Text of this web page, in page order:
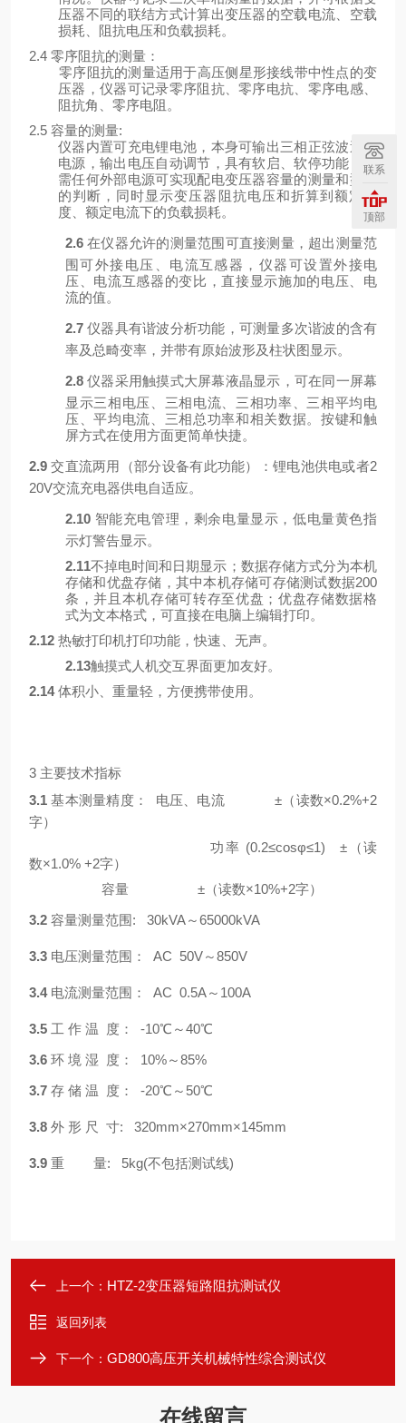
压器不同的联结方式计算出变压器的空载电流、空载
损耗、阻抗电压和负载损耗。
2.4 零序阻抗的测量：
零序阻抗的测量适用于高压侧星形接线带中性点的变
压器，仪器可记录零序阻抗、零序电抗、零序电感、
阻抗角、零序电阻。
2.5 容量的测量:
仪器内置可充电锂电池，本身可输出三相正弦波逆变
电源，输出电压自动调节，具有软启、软停功能，无
需任何外部电源可实现配电变压器容量的测量和型号
的判断，同时显示变压器阻抗电压和折算到额定温
度、额定电流下的负载损耗。
2.6 在仪器允许的测量范围可直接测量，超出测量范
围可外接电压、电流互感器，仪器可设置外接电
压、电流互感器的变比，直接显示施加的电压、电
流的值。
2.7 仪器具有谐波分析功能，可测量多次谐波的含有
率及总畸变率，并带有原始波形及柱状图显示。
2.8 仪器采用触摸式大屏幕液晶显示，可在同一屏幕
显示三相电压、三相电流、三相功率、三相平均电
压、平均电流、三相总功率和相关数据。按键和触
屏方式在使用方面更简单快捷。
2.9 交直流两用（部分设备有此功能）：锂电池供电或者2
20V交流充电器供电自适应。
2.10 智能充电管理，剩余电量显示，低电量黄色指
示灯警告显示。
2.11不掉电时间和日期显示；数据存储方式分为本机
存储和优盘存储，其中本机存储可存储测试数据200
条，并且本机存储可转存至优盘；优盘存储数据格
式为文本格式，可直接在电脑上编辑打印。
2.12 热敏打印机打印功能，快速、无声。
2.13触摸式人机交互界面更加友好。
2.14体积小、重量轻，方便携带使用。
3 主要技术指标
3.1 基本测量精度： 电压、电流 ±（读数×0.2%+2
字）
功率 (0.2≤cosφ≤1) ±（读
数×1.0% +2字）
容量 ±（读数×10%+2字）
3.2 容量测量范围: 30kVA～65000kVA
3.3 电压测量范围： AC 50V～850V
3.4 电流测量范围： AC 0.5A～100A
3.5 工 作 温 度： -10℃～40℃
3.6 环 境 湿 度： 10%～85%
3.7 存 储 温 度： -20℃～50℃
3.8 外 形 尺 寸: 320mm×270mm×145mm
3.9 重 量: 5kg(不包括测试线)
上一个： HTZ-2变压器短路阻抗测试仪
返回列表
下一个： GD800高压开关机械特性综合测试仪
在线留言
联系
顶部